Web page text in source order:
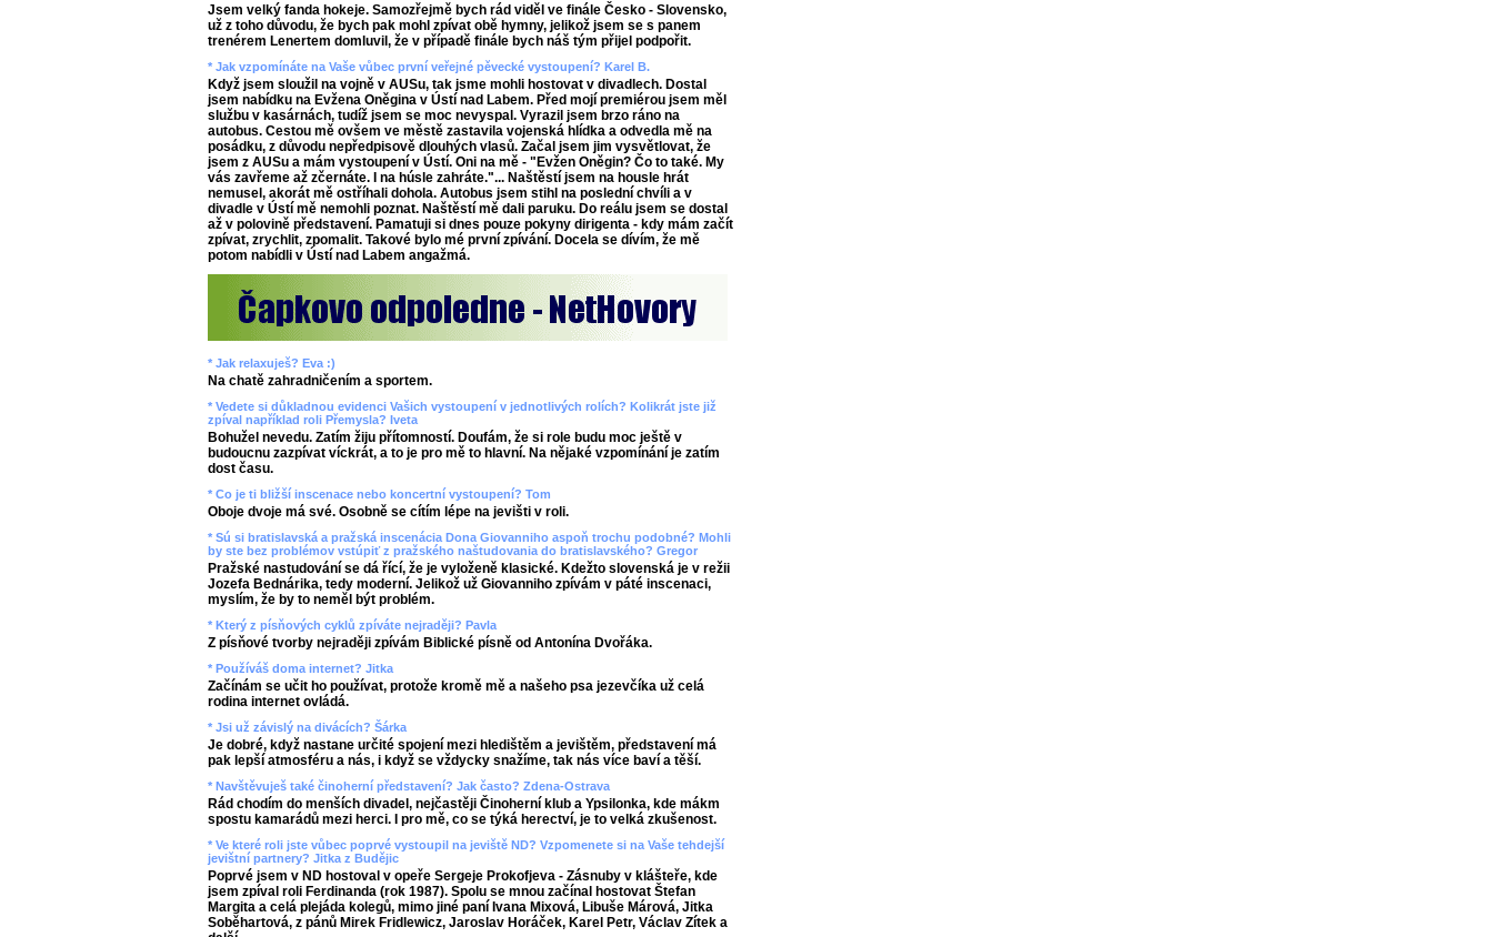
Jsem velký fanda hokeje. Samozřejmě bych rád viděl ve finále Česko - Slovensko,
už z toho důvodu, že bych pak mohl zpívat obě hymny, jelikož jsem se s panem
trenérem Lenertem domluvil, že v případě finále bych náš tým přijel podpořit.
* Jak vzpomínáte na Vaše vůbec první veřejné pěvecké vystoupení? Karel B.
Když jsem sloužil na vojně v AUSu, tak jsme mohli hostovat v divadlech. Dostal
jsem nabídku na Evžena Oněgina v Ústí nad Labem. Před mojí premiérou jsem měl
službu v kasárnách, tudíž jsem se moc nevyspal. Vyrazil jsem brzo ráno na
autobus. Cestou mě ovšem ve městě zastavila vojenská hlídka a odvedla mě na
posádku, z důvodu nepředpisově dlouhých vlasů. Začal jsem jim vysvětlovat, že
jsem z AUSu a mám vystoupení v Ústí. Oni na mě - "Evžen Oněgin? Čo to také. My
vás zavřeme až zčernáte. I na húsle zahráte."... Naštěstí jsem na housle hrát
nemusel, akorát mě ostříhali dohola. Autobus jsem stihl na poslední chvíli a v
divadle v Ústí mě nemohli poznat. Naštěstí mě dali paruku. Do reálu jsem se dostal
až v polovině představení. Pamatuji si dnes pouze pokyny dirigenta - kdy mám začít
zpívat, zrychlit, zpomalit. Takové bylo mé první zpívání. Docela se dívím, že mě
potom nabídli v Ústí nad Labem angažmá.
* Jak relaxuješ? Eva :)
Na chatě zahradničením a sportem.
* Vedete si důkladnou evidenci Vašich vystoupení v jednotlivých rolích? Kolikrát jste již
zpíval například roli Přemysla? Iveta
Bohužel nevedu. Zatím žiju přítomností. Doufám, že si role budu moc ještě v
budoucnu zazpívat víckrát, a to je pro mě to hlavní. Na nějaké vzpomínání je zatím
dost času.
* Co je ti bližší inscenace nebo koncertní vystoupení? Tom
Oboje dvoje má své. Osobně se cítím lépe na jevišti v roli.
* Sú si bratislavská a pražská inscenácia Dona Giovanniho aspoň trochu podobné? Mohli
by ste bez problémov vstúpiť z pražského naštudovania do bratislavského? Gregor
Pražské nastudování se dá řící, že je vyloženě klasické. Kdežto slovenská je v režii
Jozefa Bednárika, tedy moderní. Jelikož už Giovanniho zpívám v páté inscenaci,
myslím, že by to neměl být problém.
* Který z písňových cyklů zpíváte nejraději? Pavla
Z písňové tvorby nejraději zpívám Biblické písně od Antonína Dvořáka.
* Používáš doma internet? Jitka
Začínám se učit ho používat, protože kromě mě a našeho psa jezevčíka už celá
rodina internet ovládá.
* Jsi už závislý na divácích? Šárka
Je dobré, když nastane určité spojení mezi hledištěm a jevištěm, představení má
pak lepší atmosféru a nás, i když se vždycky snažíme, tak nás více baví a těší.
* Navštěvuješ také činoherní představení? Jak často? Zdena-Ostrava
Rád chodím do menších divadel, nejčastěji Činoherní klub a Ypsilonka, kde mákm
spostu kamarádů mezi herci. I pro mě, co se týká herectví, je to velká zkušenost.
* Ve které roli jste vůbec poprvé vystoupil na jeviště ND? Vzpomenete si na Vaše tehdejší
jevištní partnery? Jitka z Budějic
Poprvé jsem v ND hostoval v opeře Sergeje Prokofjeva - Zásnuby v klášteře, kde
jsem zpíval roli Ferdinanda (rok 1987). Spolu se mnou začínal hostovat Štefan
Margita a celá plejáda kolegů, mimo jiné paní Ivana Mixová, Libuše Márová, Jitka
Soběhartová, z pánů Mirek Fridlewicz, Jaroslav Horáček, Karel Petr, Václav Zítek a